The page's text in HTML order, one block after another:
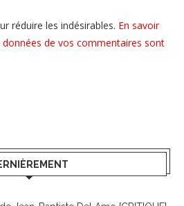
réduire les indésirables. En savoir
de vos commentaires sont